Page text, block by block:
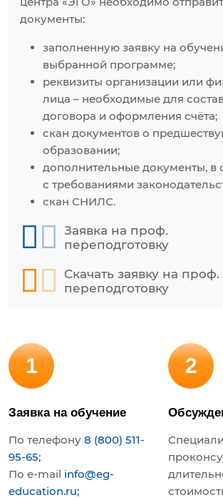
документы:
заполненную заявку на
выбранной программе;
реквизиты организации или
лица – необходимые для
договора и оформления счёта;
скан документов о
образовании;
дополнительные документы, в
с требованиями
скан СНИЛС.
Заявка на проф.
переподготовку
Скачать заявку на проф.
переподготовку
1
Заявка на обучение
По телефону 8 (800) 511-
95-65;
По e-mail info@eg-
education.ru;
2